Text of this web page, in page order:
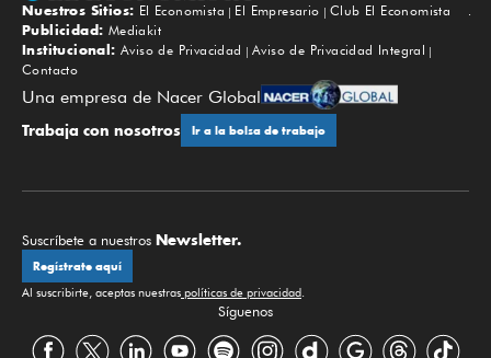
Subir
Nuestros Sitios: El Economista El Empresario
Club El Economista
Publicidad: Mediakit
Institucional: Aviso de Privacidad
Aviso de Privacidad Integral
Contacto
Una empresa de Nacer Global
Trabaja con nosotros Ir a la bolsa de trabajo
Suscríbete a nuestros Newsletter.
Regístrate aquí
Al suscribirte, aceptas nuestras políticas de privacidad.
Síguenos